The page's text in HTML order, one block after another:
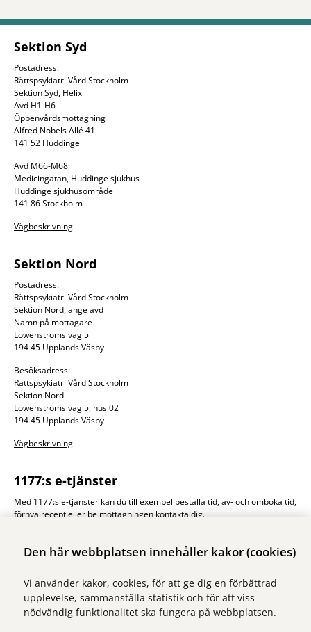
Den här webbplatsen innehåller kakor (cookies)
Vi använder kakor, cookies, för att ge dig en förbättrad
upplevelse, sammanställa statistik och för att viss
nödvändig funktionalitet ska fungera på webbplatsen.
Sektion Syd
Postadress:
Rättspsykiatri Vård Stockholm
Sektion Syd, Helix
Avd H1-H6
Öppenvårdsmottagning
Alfred Nobels Allé 41
141 52 Huddinge
Avd M66-M68
Medicingatan, Huddinge sjukhus
Huddinge sjukhusområde
141 86 Stockholm
Vägbeskrivning
Sektion Nord
Postadress:
Rättspsykiatri Vård Stockholm
Sektion Nord, ange avd
Namn på mottagare
Löwenströms väg 5
194 45 Upplands Väsby
Besöksadress:
Rättspsykiatri Vård Stockholm
Sektion Nord
Löwenströms väg 5, hus 02
194 45 Upplands Väsby
Vägbeskrivning
1177:s e-tjänster
Med 1177:s e-tjänster kan du till exempel beställa tid, av- och omboka tid,
förnya recept eller be mottagningen kontakta dig.